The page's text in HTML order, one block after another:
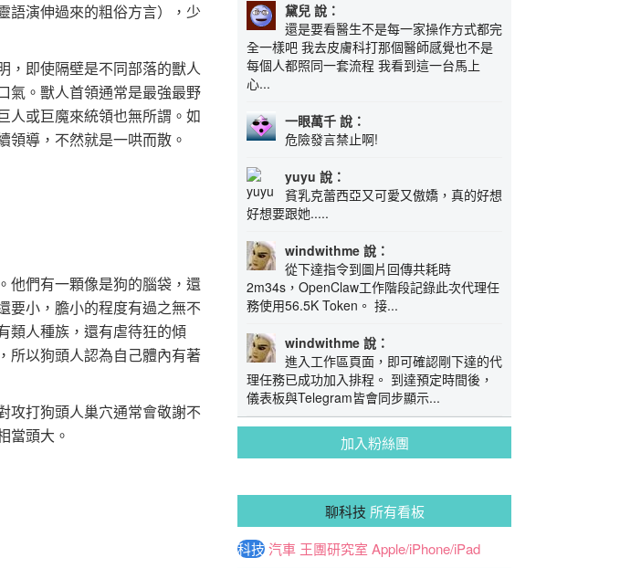
語演伸過來的粗俗方言），少
，即使隔壁是不同部落的獸人
氣。獸人首領通常是最強最野
人或巨魔來統領也無所謂。如
領導，不然就是一哄而散。
他們有一顆像是狗的腦袋，還
要小，膽小的程度有過之無不
類人種族，還有虐待狂的傾
所以狗頭人認為自己體內有著
攻打狗頭人巢穴通常會敬謝不
當頭大。
黛兒 說：
還是要看醫生不是每一家操作方式都完
全一樣吧 我去皮膚科打那個醫師感覺也不是
每個人都照同一套流程 我看到這一台馬上
心...
一眼萬千 說：
危險發言禁止啊!
yuyu 說：
貧乳克蕾西亞又可愛又傲嬌，真的好想
好想要跟她.....
windwithme 說：
從下達指令到圖片回傳共耗時
2m34s，OpenClaw工作階段記錄此次代理任
務使用56.5K Token。 接...
windwithme 說：
進入工作區頁面，即可確認剛下達的代
理任務已成功加入排程。 到達預定時間後，
儀表板與Telegram皆會同步顯示...
加入粉絲團
聊科技 所有看板
科技汽車 王團研究室 Apple/iPhone/iPad